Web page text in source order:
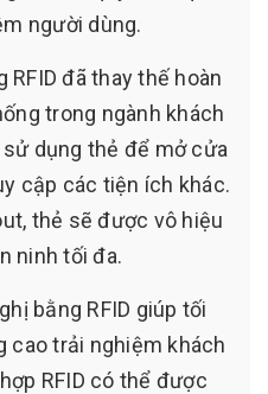
người dùng.
đã thay thế hoàn
trong ngành khách
dụng thẻ để mở cửa
cập các tiện ích khác.
thẻ sẽ được vô hiệu
ninh tối đa.
bằng RFID giúp tối
cao trải nghiệm khách
RFID có thể được